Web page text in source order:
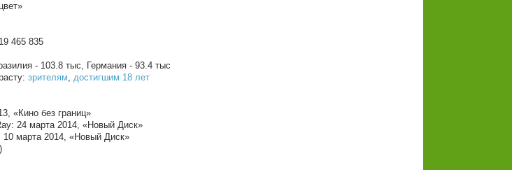
465 835
- 103.8 тыс, Германия - 93.4 тыс
зрителям, достигшим 18 лет
«Кино без границ»
24 марта 2014, «Новый Диск»
марта 2014, «Новый Диск»